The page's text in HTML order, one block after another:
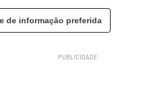
de informação preferida